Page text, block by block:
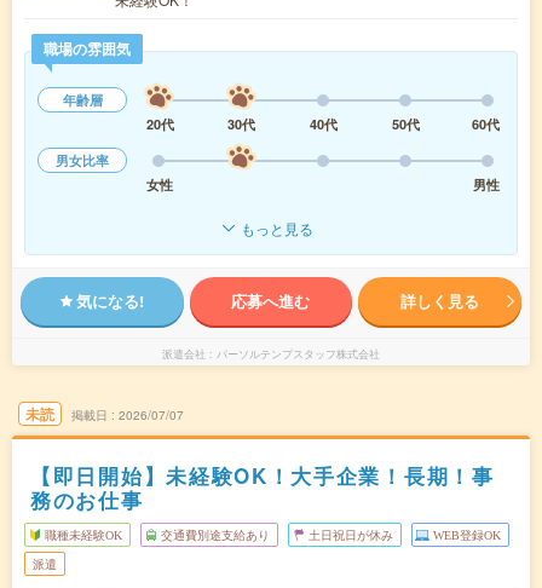
職場の雰囲気
年齢層
20代
30代 40代 50代
60代
男女比率
女性
男性
もっと見る
気になる! 応募へ進む 詳しく見る
派遣会社 パーソルテンプスタッフ株式会社
未読 掲載日 2026/07/07
【即日開始】未経験OK！大手企業！長期！事
務のお仕事
職種未経験OK 交通費別途支給あり 土日祝日が休み WEB登録OK
派遣